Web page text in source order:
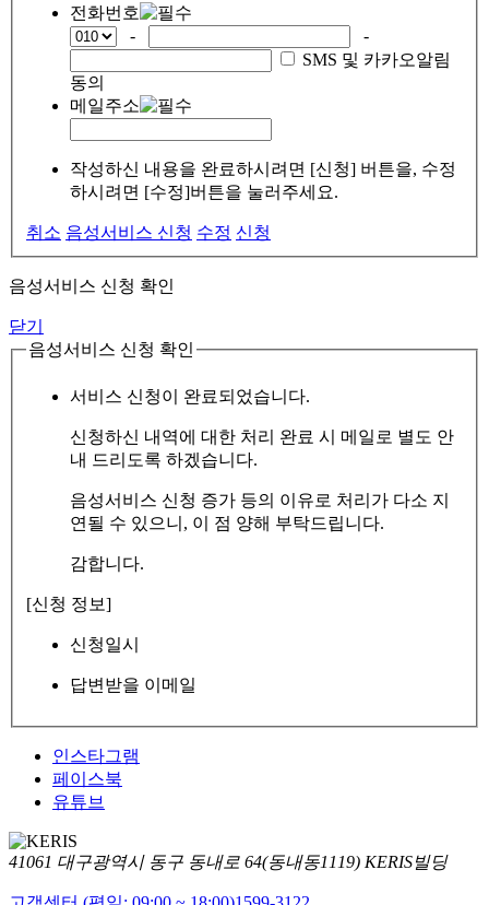
전화번호
-
-
SMS 및 카카오알림
동의
메일주소
작성하신 내용을 완료하시려면 [신청] 버튼을, 수정
하시려면 [수정]버튼을 눌러주세요.
취소 음성서비스 신청 수정 신청
음성서비스 신청 확인
닫기
음성서비스 신청 확인
서비스 신청이 완료되었습니다.
신청하신 내역에 대한 처리 완료 시 메일로 별도 안
내 드리도록 하겠습니다.
음성서비스 신청 증가 등의 이유로 처리가 다소 지
연될 수 있으니, 이 점 양해 부탁드립니다.
감합니다.
[신청 정보]
신청일시
답변받을 이메일
인스타그램
페이스북
유튜브
41061 대구광역시 동구 동내로 64(동내동1119) KERIS빌딩